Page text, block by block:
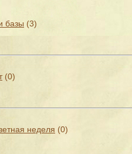
базы (3)
(0)
неделя (0)